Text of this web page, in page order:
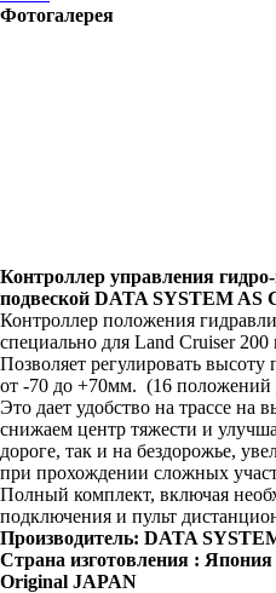
Фотогалерея
Контроллер управления
подвеской DATA SYSTEM
Контроллер положения
специально для Land Cruiser
Позволяет регулировать
от -70 до +70мм. (16 положений
Это дает удобство на трассе на
снижаем центр тяжести и
дороге, так и на бездорожье,
при прохождении сложных
Полный комплект, включая
подключения и пульт
Производитель: DATA
Страна изготовления : Япония
Original JAPAN